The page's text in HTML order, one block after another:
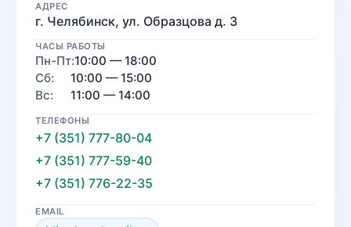
АДРЕС
г. Челябинск, ул. Образцова д. 3
ЧАСЫ РАБОТЫ
Пн-Пт:10:00 — 18:00
Сб:
10:00 — 15:00
Вс:
11:00 — 14:00
ТЕЛЕФОНЫ
+7 (351) 777-80-04
+7 (351) 777-59-40
+7 (351) 776-22-35
EMAIL